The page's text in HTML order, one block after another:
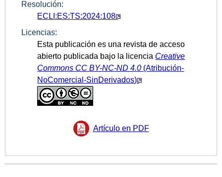
Resolución:
ECLI:ES:TS:2024:108
Licencias:
Esta publicación es una revista de acceso
abierto publicada bajo la licencia Creative
Commons CCBY-NC-ND 4.0 (Atribución-
NoComercial-SinDerivados)
Artículo en PDF